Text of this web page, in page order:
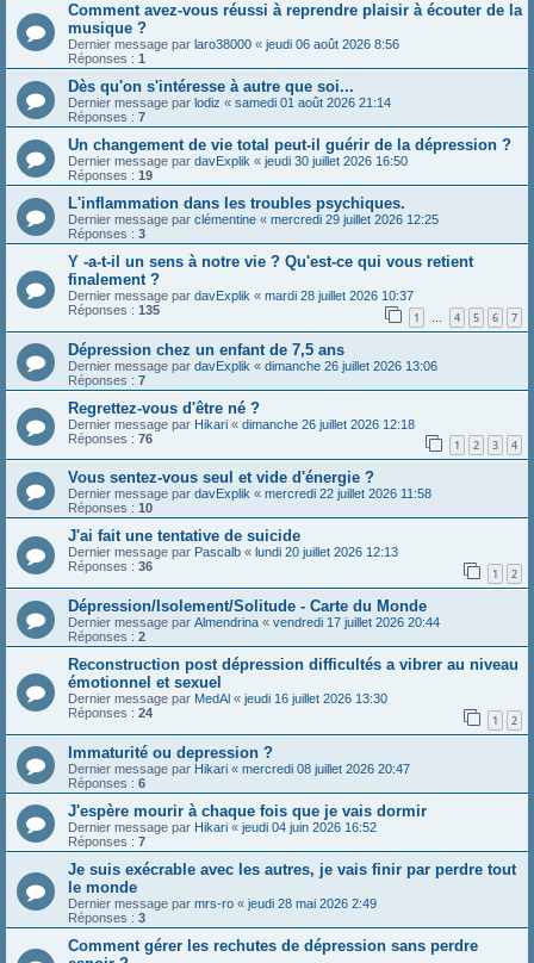
Comment avez-vous réussi à reprendre plaisir à écouter de la
musique ?
Dernier message par laro38000 « jeudi 06 août 2026 8:56
Réponses : 1
Dès qu'on s'intéresse à autre que soi...
Dernier message par lodiz « samedi 01 août 2026 21:14
Réponses : 7
Un changement de vie total peut-il guérir de la dépression ?
Dernier message par davExplik « jeudi 30 juillet 2026 16:50
Réponses : 19
L'inflammation dans les troubles psychiques.
Dernier message par clémentine « mercredi 29 juillet 2026 12:25
Réponses : 3
Y -a-t-il un sens à notre vie ? Qu'est-ce qui vous retient
finalement ?
Dernier message par davExplik « mardi 28 juillet 2026 10:37
Réponses : 135 1 … 4 5 6 7
Dépression chez un enfant de 7,5 ans
Dernier message par davExplik « dimanche 26 juillet 2026 13:06
Réponses : 7
Regrettez-vous d'être né ?
Dernier message par Hikari « dimanche 26 juillet 2026 12:18
Réponses : 76 1 2 3 4
Vous sentez-vous seul et vide d'énergie ?
Dernier message par davExplik « mercredi 22 juillet 2026 11:58
Réponses : 10
J'ai fait une tentative de suicide
Dernier message par Pascalb « lundi 20 juillet 2026 12:13
Réponses : 36 1 2
Dépression/Isolement/Solitude - Carte du Monde
Dernier message par Almendrina « vendredi 17 juillet 2026 20:44
Réponses : 2
Reconstruction post dépression difficultés a vibrer au niveau
émotionnel et sexuel
Dernier message par MedAl « jeudi 16 juillet 2026 13:30
Réponses : 24 1 2
Immaturité ou depression ?
Dernier message par Hikari « mercredi 08 juillet 2026 20:47
Réponses : 6
J'espère mourir à chaque fois que je vais dormir
Dernier message par Hikari « jeudi 04 juin 2026 16:52
Réponses : 7
Je suis exécrable avec les autres, je vais finir par perdre tout
le monde
Dernier message par mrs-ro « jeudi 28 mai 2026 2:49
Réponses : 3
Comment gérer les rechutes de dépression sans perdre